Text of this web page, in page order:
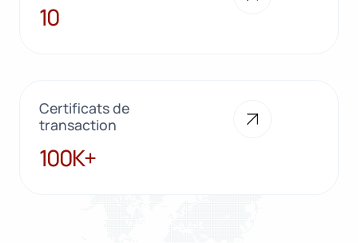
10
10
Certificats de
transaction
100K+
100K+